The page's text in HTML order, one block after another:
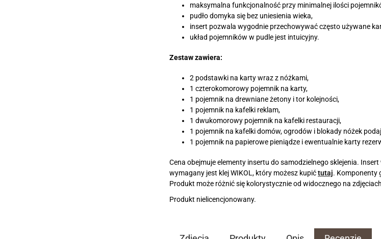
maksymalna funkcjonalność przy minimalnej ilości
pudło domyka się bez uniesienia wieka,
insert pozwala wygodnie przechowywać często używane
układ pojemników w pudle jest intuicyjny.
Zestaw zawiera:
2 podstawki na karty wraz z nóżkami,
1 czterokomorowy pojemnik na karty,
1 pojemnik na drewniane żetony i tor kolejności,
1 pojemnik na kafelki reklam,
1 dwukomorowy pojemnik na kafelki restauracji,
1 pojemnik na kafelki domów, ogrodów i blokady nóżek
1 pojemnik na papierowe pieniądze i ewentualnie karty
Cena obejmuje elementy insertu do samodzielnego sklejenia.
wymagany jest klej WIKOL, który możesz kupićtutaj. Komponenty
Produkt może różnić się kolorystycznie od widocznego na
Produkt nielicencjonowany.